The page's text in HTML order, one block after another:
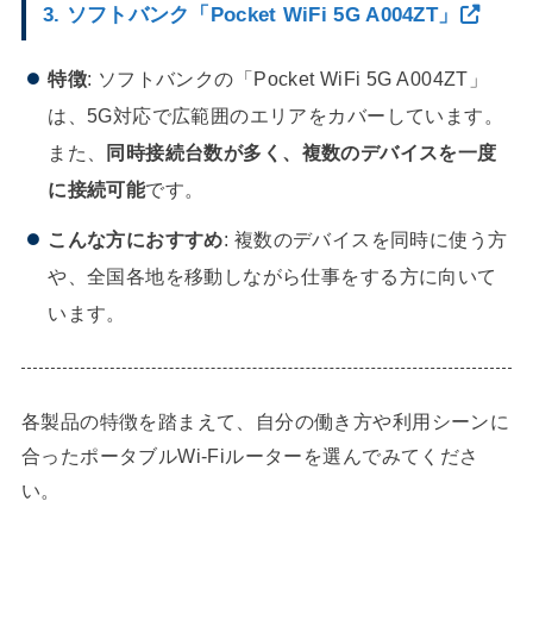
3. ソフトバンク「Pocket WiFi 5G A004ZT」
特徴: ソフトバンクの「Pocket WiFi 5G A004ZT」
は、5G対応で広範囲のエリアをカバーしています。
また、
同時接続台数が多く、複数のデバイスを一度
に接続可能です。
こんな方におすすめ: 複数のデバイスを同時に使う方
や、全国各地を移動しながら仕事をする方に向いて
います。
各製品の特徴を踏まえて、自分の働き方や利用シーンに
合ったポータブルWi-Fiルーターを選んでみてくださ
い。